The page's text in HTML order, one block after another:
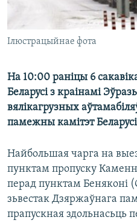
Ілюстрацыйнае фота
На 10:00 раніцы 6
Беларусі з краінамі
вялікагрузных
памежны камітэт
Найбольшая чарга на
пунктам пропуску
перад пунктам Беняконі
зьвестак Дзяржаўнага
прапускная здольнасьць